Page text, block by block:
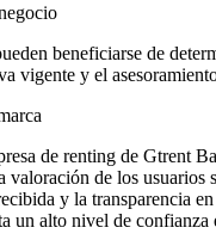
beneficiarse de
vigente y el
de renting de Gtrent
de los usuarios
y la transparencia
un alto nivel de confianza